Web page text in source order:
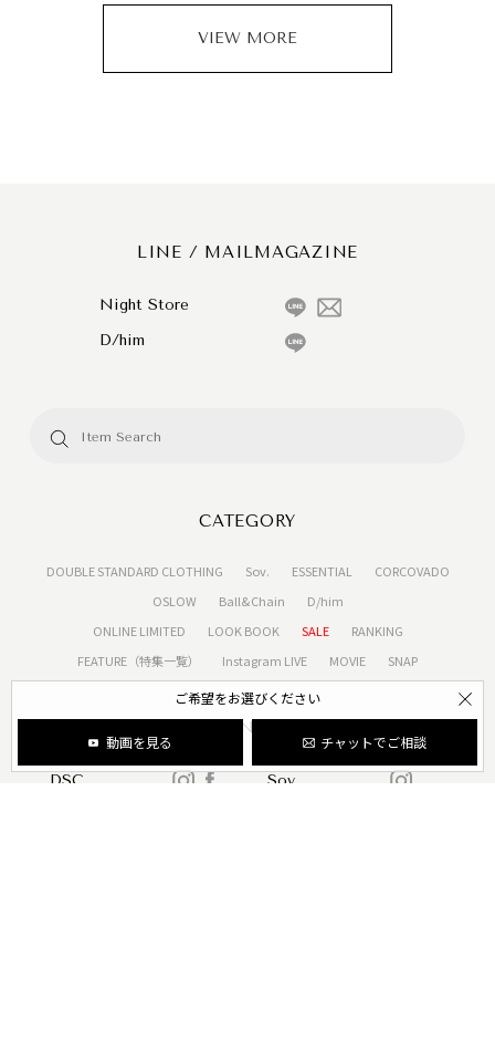
ご希望をお選びください
動画を見る チャットでご相談
VIEW MORE
LINE / MAILMAGAZINE
Night Store
D/him
CATEGORY
DOUBLE STANDARD CLOTHING Sov. ESSENTIAL
CORCOVADO
OSLOW
Ball&Chain
D/him
ONLINE LIMITED
LOOK BOOK SALE
RANKING
FEATURE（特集一覧）
Instagram LIVE MOVIE SNAP
SNS
DSC
Sov.